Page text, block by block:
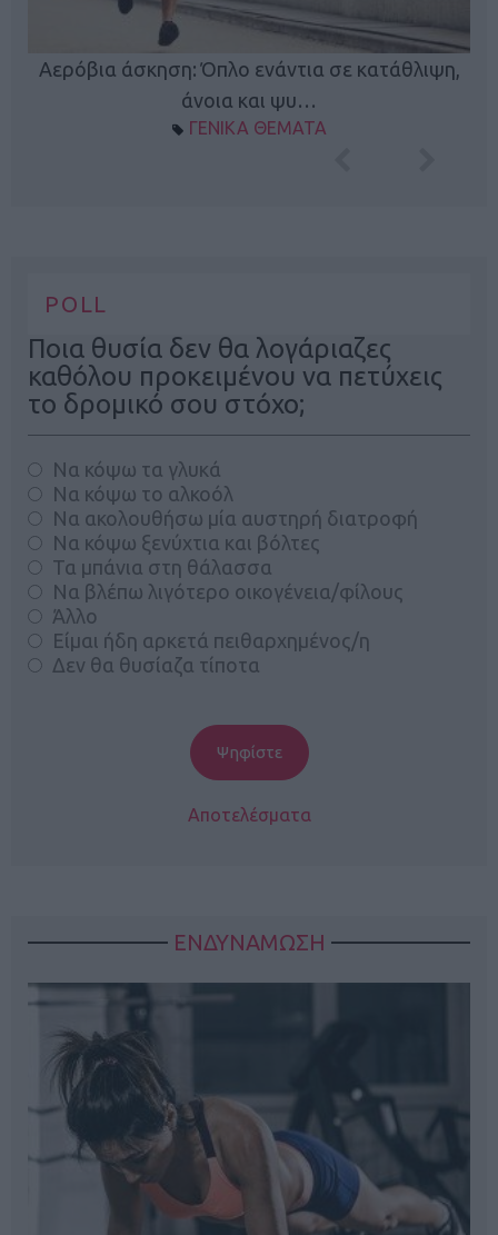
Αερόβια άσκηση: Όπλο ενάντια σε κατάθλιψη,
άνοια και ψυ…
ΓΕΝΙΚΑ ΘΕΜΑΤΑ
POLL
Ποια θυσία δεν θα λογάριαζες
καθόλου προκειμένου να πετύχεις
το δρομικό σου στόχο;
Να κόψω τα γλυκά
Να κόψω το αλκοόλ
Να ακολουθήσω μία αυστηρή διατροφή
Να κόψω ξενύχτια και βόλτες
Τα μπάνια στη θάλασσα
Να βλέπω λιγότερο οικογένεια/φίλους
Άλλο
Είμαι ήδη αρκετά πειθαρχημένος/η
Δεν θα θυσίαζα τίποτα
Αποτελέσματα
ΕΝΔΥΝΑΜΩΣΗ